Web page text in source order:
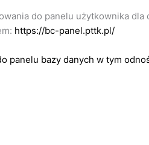
do panelu użytkownika dla
https://bc-panel.pttk.pl/
panelu bazy danych w tym